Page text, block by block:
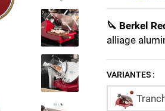
🔪 Berkel
alliage
VARIANTES :